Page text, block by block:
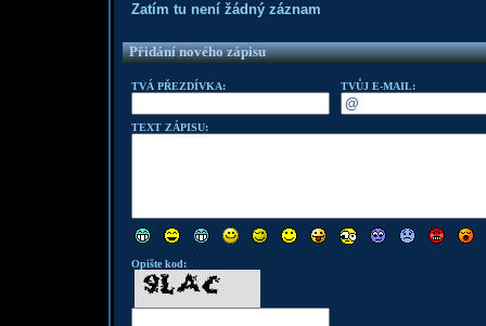
Zatím tu není žádný záznam
Přidání nového zápisu
TVÁ PŘEZDÍVKA: TVŮJ E-MAIL:
TEXT ZÁPISU:
Opište kod: